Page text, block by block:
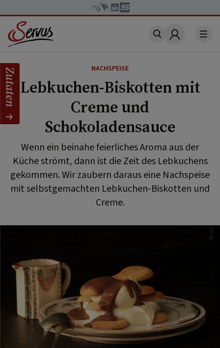
Account
NACHSPEISE
Lebkuchen-Biskotten mit
Creme und
Schokoladensauce
Wenn ein beinahe feierliches Aroma aus der
Küche strömt, dann ist die Zeit des Lebkuchens
gekommen. Wir zaubern daraus eine Nachspeise
mit selbstgemachten Lebkuchen-Biskotten und
Creme.
Zutaten